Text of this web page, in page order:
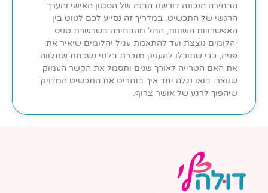
הבחירה הנכונה דורשת הבנה של הסגנון האישי והערך
הרגשי של התכשיט. במדריך זה נסייע לכם לנווט בין
האפשרויות השונות, החל מהבחירה בשרשרת טניס
יהלומים נוצצת ועד להתאמת עגיל יהלומים שיאיר את
פניה, כדי שתוכלו להעניק מזכרת בלתי נשכחת שתלווה
את האם הטרייה לאורך שנים ותסמל את הקשר העמוק
שנוצר. בואו נגלה יחד איך בוחרים את התכשיט המדויק
שיהפוך לרגע של אושר צרוף.